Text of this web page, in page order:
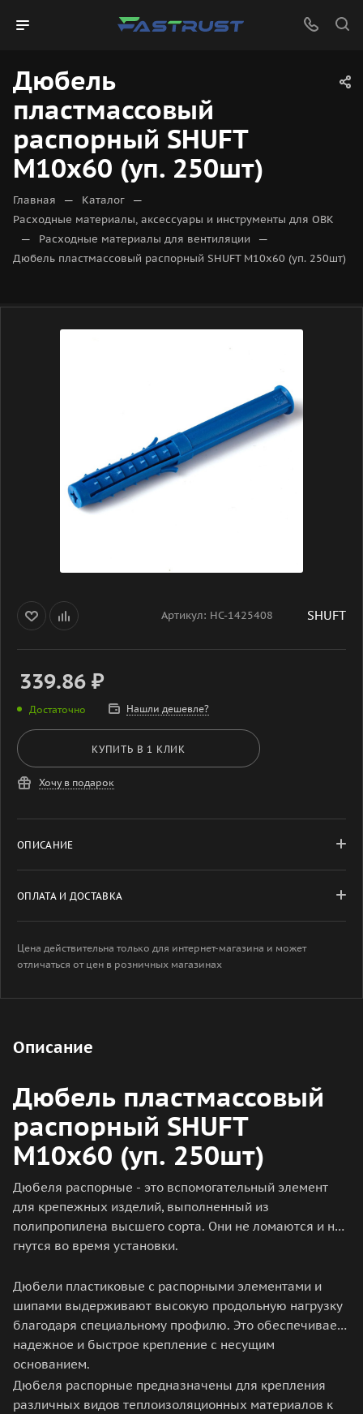
Дюбель
пластмассовый
распорный SHUFT
М10х60 (уп. 250шт)
Главная — Каталог —
Расходные материалы, аксессуары и инструменты для ОВК
— Расходные материалы для вентиляции —
Дюбель пластмассовый распорный SHUFT М10х60 (уп. 250шт)
Артикул: НС-1425408 SHUFT
339.86 ₽
Достаточно Нашли дешевле?
КУПИТЬ В 1 КЛИК
Хочу в подарок
ОПИСАНИЕ
ОПЛАТА И ДОСТАВКА
Цена действительна только для интернет-магазина и может
отличаться от цен в розничных магазинах
Описание
Дюбель пластмассовый
распорный SHUFT
М10х60 (уп. 250шт)
Дюбеля распорные - это вспомогательный элемент
для крепежных изделий, выполненный из
полипропилена высшего сорта. Они не ломаются и не
гнутся во время установки.
Дюбели пластиковые с распорными элементами и
шипами выдерживают высокую продольную нагрузку
благодаря специальному профилю. Это обеспечивает
надежное и быстрое крепление с несущим
основанием.
Дюбеля распорные предназначены для крепления
различных видов теплоизоляционных материалов к